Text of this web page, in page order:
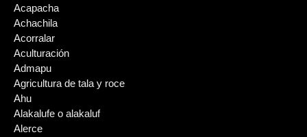
Acapacha
Achachila
Acorralar
Aculturación
Admapu
Agricultura de tala y roce
Ahu
Alakalufe o alakaluf
Alerce